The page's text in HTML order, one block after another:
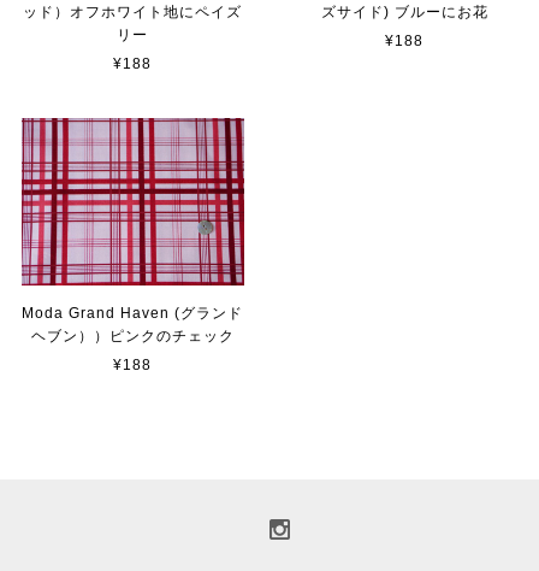
ッド）オフホワイト地にペイズ
リー
¥188
ズサイド) ブルーにお花
¥188
Moda Grand Haven (グランド
ヘブン））ピンクのチェック
¥188